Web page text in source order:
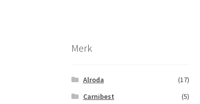
Merk
Alroda
(17)
Carnibest
(5)